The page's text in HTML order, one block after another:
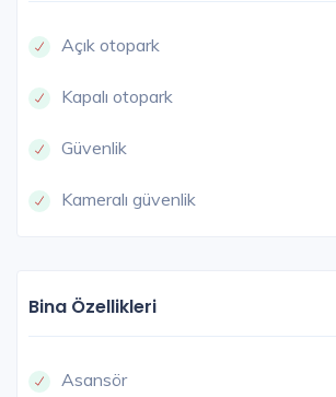
Açık otopark
Kapalı otopark
Güvenlik
Kameralı güvenlik
Bina Özellikleri
Asansör